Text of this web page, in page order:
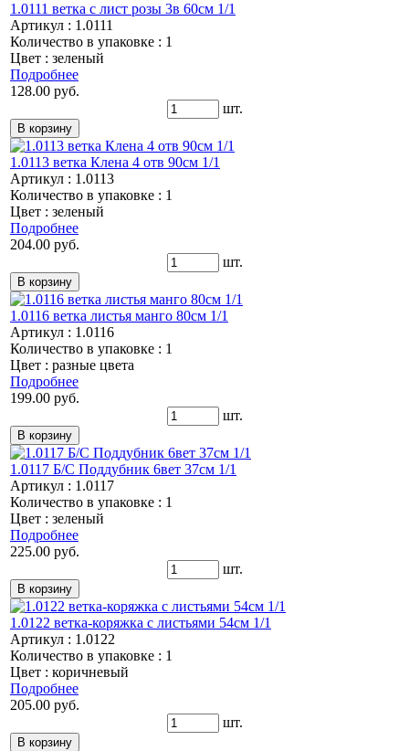
1.0111 ветка с лист розы 3в 60см 1/1
Артикул : 1.0111
Количество в упаковке : 1
Цвет : зеленый
Подробнее
128.00 руб.
шт.
1.0113 ветка Клена 4 отв 90см 1/1
Артикул : 1.0113
Количество в упаковке : 1
Цвет : зеленый
Подробнее
204.00 руб.
шт.
1.0116 ветка листья манго 80см 1/1
Артикул : 1.0116
Количество в упаковке : 1
Цвет : разные цвета
Подробнее
199.00 руб.
шт.
1.0117 Б/С Поддубник 6вет 37см 1/1
Артикул : 1.0117
Количество в упаковке : 1
Цвет : зеленый
Подробнее
225.00 руб.
шт.
1.0122 ветка-коряжка с листьями 54см 1/1
Артикул : 1.0122
Количество в упаковке : 1
Цвет : коричневый
Подробнее
205.00 руб.
шт.